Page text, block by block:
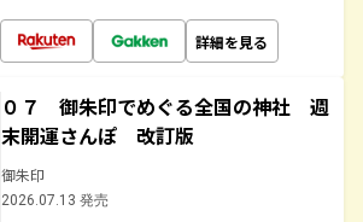
詳細を見る
０７ 御朱印でめぐる全国の神社 週
末開運さんぽ 改訂版
御朱印
2026.07.13 発売